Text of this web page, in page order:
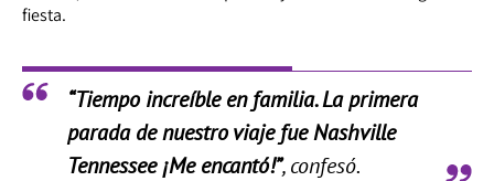
fiesta.
“Tiempo increíble en familia. La primera
parada de nuestro viaje fue Nashville
Tennessee ¡Me encantó!”, confesó.